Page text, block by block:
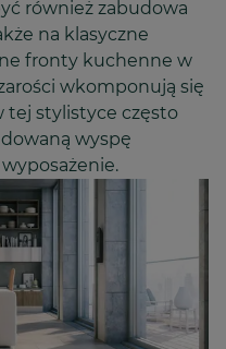
również zabudowa
na klasyczne
fronty kuchenne w
wkomponują się
tej stylistyce często
wyspę